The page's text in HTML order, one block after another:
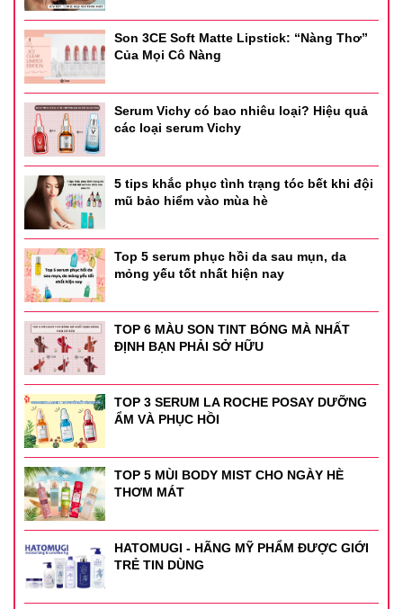
Son 3CE Soft Matte Lipstick: “Nàng Thơ”
Của Mọi Cô Nàng
Serum Vichy có bao nhiêu loại? Hiệu quả
các loại serum Vichy
5 tips khắc phục tình trạng tóc bết khi đội
mũ bảo hiểm vào mùa hè
Top 5 serum phục hồi da sau mụn, da
mỏng yếu tốt nhất hiện nay
TOP 6 MÀU SON TINT BÓNG MÀ NHẤT
ĐỊNH BẠN PHẢI SỞ HỮU
TOP 3 SERUM LA ROCHE POSAY DƯỠNG
ẨM VÀ PHỤC HỒI
TOP 5 MÙI BODY MIST CHO NGÀY HÈ
THƠM MÁT
HATOMUGI - HÃNG MỸ PHẨM ĐƯỢC GIỚI
TRẺ TIN DÙNG